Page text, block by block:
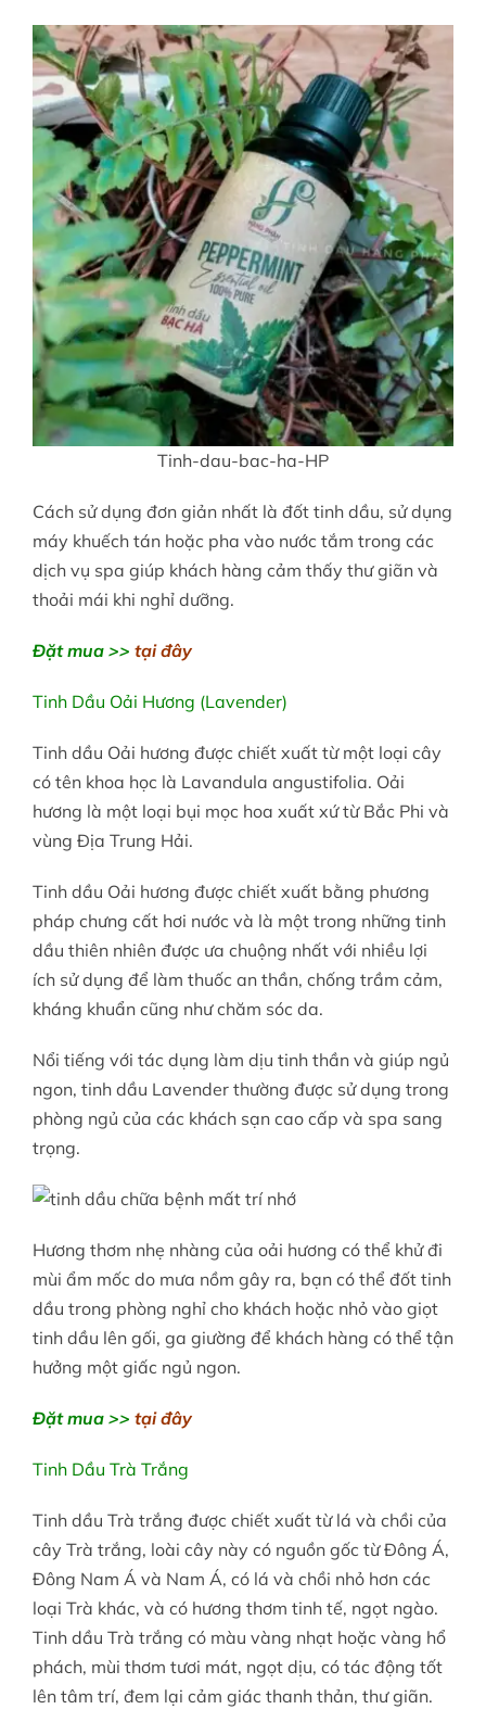
Tinh-dau-bac-ha-HP
Cách sử dụng đơn giản nhất là đốt tinh dầu, sử dụng
máy khuếch tán hoặc pha vào nước tắm trong các
dịch vụ spa giúp khách hàng cảm thấy thư giãn và
thoải mái khi nghỉ dưỡng.
Đặt mua >> tại đây
Tinh Dầu Oải Hương (Lavender)
Tinh dầu Oải hương được chiết xuất từ một loại cây
có tên khoa học là Lavandula angustifolia. Oải
hương là một loại bụi mọc hoa xuất xứ từ Bắc Phi và
vùng Địa Trung Hải.
Tinh dầu Oải hương được chiết xuất bằng phương
pháp chưng cất hơi nước và là một trong những tinh
dầu thiên nhiên được ưa chuộng nhất với nhiều lợi
ích sử dụng để làm thuốc an thần, chống trầm cảm,
kháng khuẩn cũng như chăm sóc da.
Nổi tiếng với tác dụng làm dịu tinh thần và giúp ngủ
ngon, tinh dầu Lavender thường được sử dụng trong
phòng ngủ của các khách sạn cao cấp và spa sang
trọng.
Hương thơm nhẹ nhàng của oải hương có thể khử đi
mùi ẩm mốc do mưa nồm gây ra, bạn có thể đốt tinh
dầu trong phòng nghỉ cho khách hoặc nhỏ vào giọt
tinh dầu lên gối, ga giường để khách hàng có thể tận
hưởng một giấc ngủ ngon.
Đặt mua >> tại đây
Tinh Dầu Trà Trắng
Tinh dầu Trà trắng được chiết xuất từ lá và chồi của
cây Trà trắng, loài cây này có nguồn gốc từ Đông Á,
Đông Nam Á và Nam Á, có lá và chồi nhỏ hơn các
loại Trà khác, và có hương thơm tinh tế, ngọt ngào.
Tinh dầu Trà trắng có màu vàng nhạt hoặc vàng hổ
phách, mùi thơm tươi mát, ngọt dịu, có tác động tốt
lên tâm trí, đem lại cảm giác thanh thản, thư giãn.